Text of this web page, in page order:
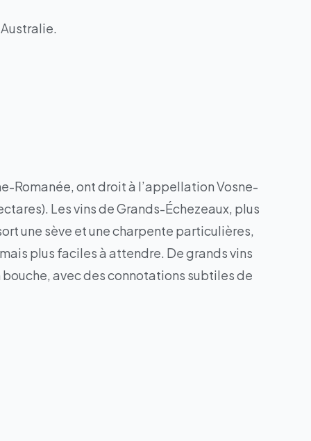
Romanée, ont droit à l’appellation Vosne-
Les vins de Grands-Échezeaux, plus
une sève et une charpente particulières,
plus faciles à attendre. De grands vins
avec des connotations subtiles de